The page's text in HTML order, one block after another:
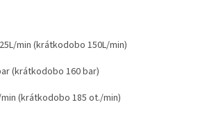
min (krátkodobo 150L/min)
(krátkodobo 160 bar)
(krátkodobo 185 ot./min)